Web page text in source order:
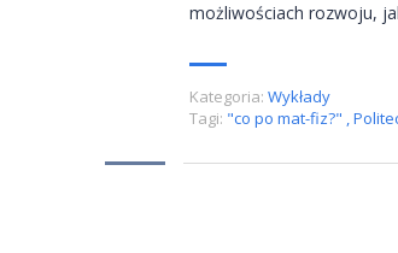
możliwościach rozwoju,
Kategoria: Wykłady
Tagi: "co po mat-fiz?" ,